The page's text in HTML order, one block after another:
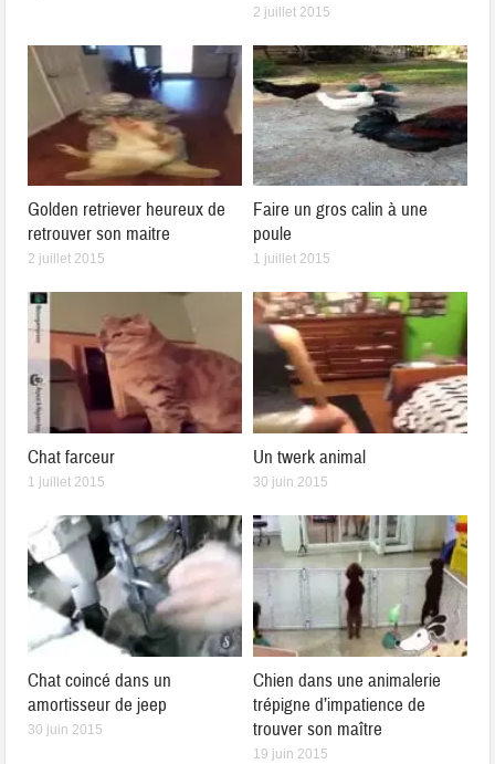
2 juillet 2015
Golden retriever heureux de
retrouver son maitre
2 juillet 2015
Faire un gros calin à une
poule
1 juillet 2015
Chat farceur
1 juillet 2015
Un twerk animal
30 juin 2015
Chat coincé dans un
amortisseur de jeep
30 juin 2015
Chien dans une animalerie
trépigne d’impatience de
trouver son maître
19 juin 2015